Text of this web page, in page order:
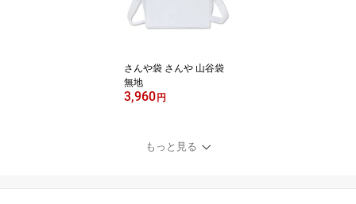
さんや袋 さんや 山谷袋
無地
3,960円
もっと見る